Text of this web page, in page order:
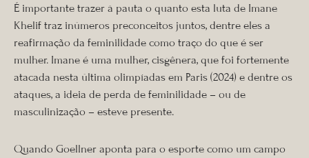
É importante trazer à pauta o quanto esta luta de Imane
Khelif traz inúmeros preconceitos juntos, dentre eles a
reafirmação da feminilidade como traço do que é ser
mulher. Imane é uma mulher, cisgênera, que foi fortemente
atacada nesta última olimpíadas em Paris (2024) e dentre os
ataques, a ideia de perda de feminilidade – ou de
masculinização – esteve presente.
Quando Goellner aponta para o esporte como um campo